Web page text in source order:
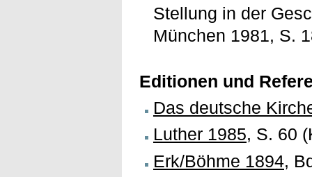
Stellung in der
München 1981, S.
Editionen und
Das deutsche
Luther 1985, S. 60
Erk/Böhme 1894,